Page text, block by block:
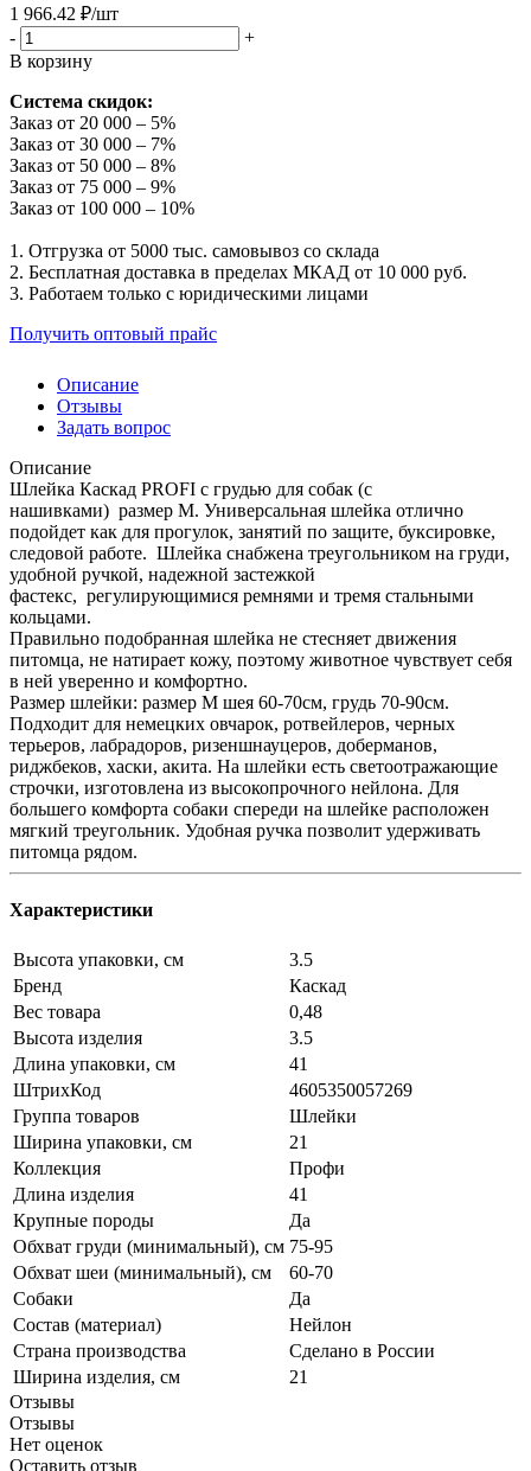
1 966.42 ₽/шт
-
+
В корзину
Система скидок:
Заказ от 20 000 – 5%
Заказ от 30 000 – 7%
Заказ от 50 000 – 8%
Заказ от 75 000 – 9%
Заказ от 100 000 – 10%
1. Отгрузка от 5000 тыс. самовывоз со склада
2. Бесплатная доставка в пределах МКАД от 10 000 руб.
3. Работаем только с юридическими лицами
Получить оптовый прайс
Описание
Отзывы
Задать вопрос
Описание
Шлейка Каскад PROFI с грудью для собак (с
нашивками) размер M. Универсальная шлейка отлично
подойдет как для прогулок, занятий по защите, буксировке,
следовой работе. Шлейка снабжена треугольником на груди,
удобной ручкой, надежной застежкой
фастекс, регулирующимися ремнями и тремя стальными
кольцами.
Правильно подобранная шлейка не стесняет движения
питомца, не натирает кожу, поэтому животное чувствует себя
в ней уверенно и комфортно.
Размер шлейки: размер M шея 60-70см, грудь 70-90см.
Подходит для немецких овчарок, ротвейлеров, черных
терьеров, лабрадоров, ризеншнауцеров, доберманов,
риджбеков, хаски, акита. На шлейки есть светоотражающие
строчки, изготовлена из высокопрочного нейлона. Для
большего комфорта собаки спереди на шлейке расположен
мягкий треугольник. Удобная ручка позволит удерживать
питомца рядом.
Характеристики
Высота упаковки, см
3.5
Бренд
Каскад
Вес товара
0,48
Высота изделия
3.5
Длина упаковки, см
41
ШтрихКод
4605350057269
Группа товаров
Шлейки
Ширина упаковки, см
21
Коллекция
Профи
Длина изделия
41
Крупные породы
Да
Обхват груди (минимальный), см 75-95
Обхват шеи (минимальный), см
60-70
Собаки
Да
Состав (материал)
Нейлон
Страна производства
Сделано в России
Ширина изделия, см
21
Отзывы
Отзывы
Нет оценок
Оставить отзыв